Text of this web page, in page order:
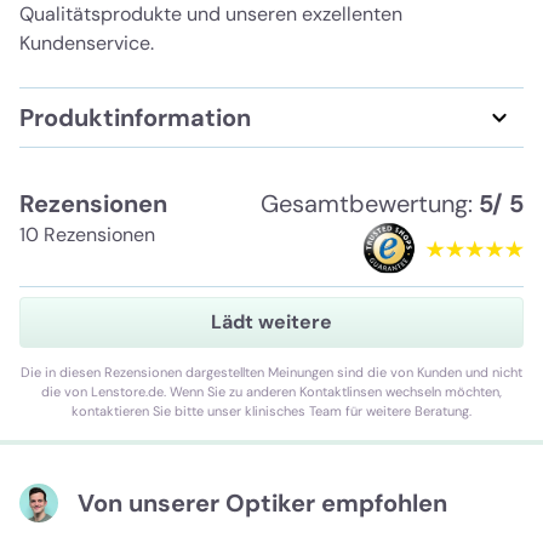
Qualitätsprodukte und unseren exzellenten
Kundenservice.
Produktinformation
Rezensionen
10 Rezensionen
Gesamtbewertung: 5/ 5
Lädt weitere
Die in diesen Rezensionen dargestellten Meinungen sind die von Kunden und nicht
die von Lenstore.de. Wenn Sie zu anderen Kontaktlinsen wechseln möchten,
kontaktieren Sie bitte unser klinisches Team für weitere Beratung.
Von unserer Optiker empfohlen